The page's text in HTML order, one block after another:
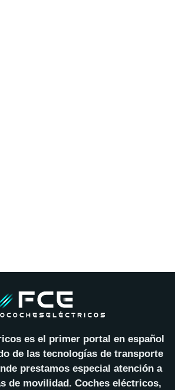
es el primer portal en español
de las tecnologías de transporte
prestamos especial atención a
de movilidad. Coches eléctricos,